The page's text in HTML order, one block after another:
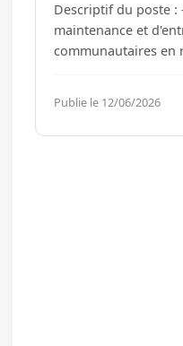
Descriptif du poste :
maintenance et
communautaires en
administratifs) ; -
(espaces verts
Préparation et inst...
Publie le 12/06/2026